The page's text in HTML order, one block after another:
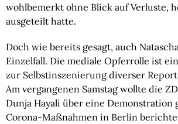
wohlbemerkt ohne Blick auf Verluste,
ausgeteilt hatte.
Doch wie bereits gesagt, auch
Einzelfall. Die mediale Opferrolle ist
zur Selbstinszenierung diverser
Am vergangenen Samstag wollte die
Dunja Hayali über eine Demonstration
Corona-Maßnahmen in Berlin